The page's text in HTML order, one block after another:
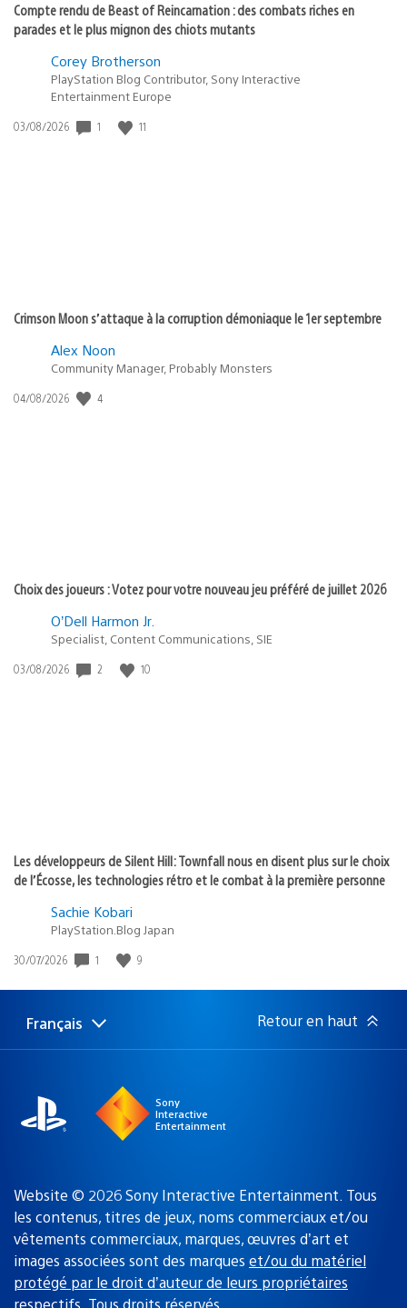
Compte rendu de Beast of Reincarnation : des combats riches en
parades et le plus mignon des chiots mutants
Corey Brotherson
PlayStation Blog Contributor, Sony Interactive
Entertainment Europe
Date
03/08/2026 1 11
Crimson Moon s’attaque à la corruption démoniaque le 1er septembre
Alex Noon
Community Manager, Probably Monsters
Date
04/08/2026 4
Choix des joueurs : Votez pour votre nouveau jeu préféré de juillet 2026
O’Dell Harmon Jr.
Specialist, Content Communications, SIE
Date
03/08/2026 2 10
Les développeurs de Silent Hill: Townfall nous en disent plus sur le choix
de l’Écosse, les technologies rétro et le combat à la première personne
Sachie Kobari
PlayStation.Blog Japan
Date
publication
30/07/2026 1 9
Choisir
Région
Français Retour en haut
Sony
Interactive
Entertainment
Website © 2026 Sony Interactive Entertainment. Tous
les contenus, titres de jeux, noms commerciaux et/ou
vêtements commerciaux, marques, œuvres d’art et
images associées sont des marques et/ou du matériel
protégé par le droit d’auteur de leurs propriétaires
respectifs . Tous droits réservés.